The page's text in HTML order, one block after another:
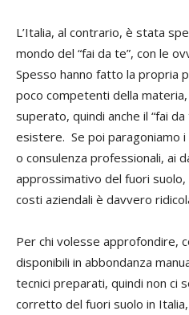
L’Italia, al contrario, è stata
mondo del “fai da te”, con le
Spesso hanno fatto la propria
poco competenti della
superato, quindi anche il “fai
esistere. Se poi paragoniamo
o consulenza professionali, ai
approssimativo del fuori suolo,
costi aziendali è davvero
Per chi volesse approfondire,
disponibili in abbondanza
tecnici preparati, quindi non ci
corretto del fuori suolo in